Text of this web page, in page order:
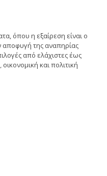
όπου η εξαίρεση είναι ο
αποφυγή της αναπηρίας
από ελάχιστες έως
και πολιτική